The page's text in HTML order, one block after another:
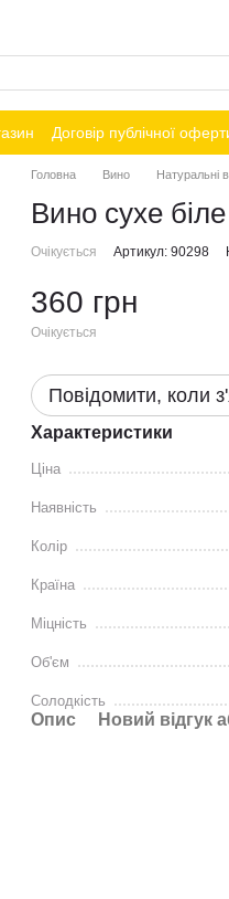
Договір публічної
Головна Вино Натуральні
Вино сухе
Очікується Артикул: 90298
360 грн
Очікується
Повідомити, коли
Характеристики
Ціна
Наявність
Колір
Країна
Міцність
Об'єм
Солодкість
Опис Новий відгук